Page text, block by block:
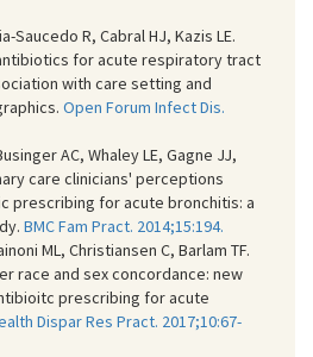
Saucedo R, Cabral HJ, Kazis LE.
for acute respiratory tract
with care setting and
Open Forum Infect Dis.
AC, Whaley LE, Gagne JJ,
care clinicians' perceptions
prescribing for acute bronchitis: a
BMC Fam Pract. 2014;15:194.
ML, Christiansen C, Barlam TF.
race and sex concordance: new
prescribing for acute
Dispar Res Pract. 2017;10:67-